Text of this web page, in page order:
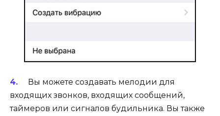
Вы можете создавать мелодии для
входящих звонков, входящих сообщений,
таймеров или сигналов будильника. Вы также